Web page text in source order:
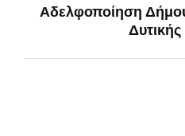
Αδελφοποίηση